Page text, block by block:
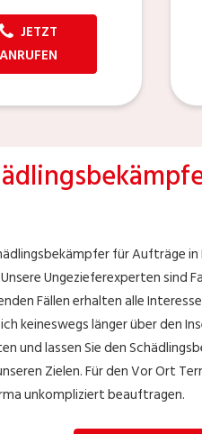
JETZT
ANRUFEN
für Aufträge in
Ungezieferexperten sind
Fällen erhalten alle
keineswegs länger über den
und lassen Sie den
Zielen. Für den Vor Ort
unkompliziert beauftragen.